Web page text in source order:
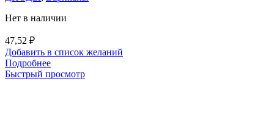
Нет в наличии
47,52 ₽
Добавить в список желаний
Подробнее
Быстрый просмотр